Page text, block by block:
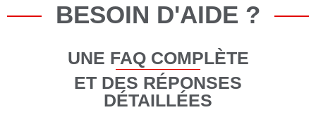
BESOIN D'AIDE ?
UNE FAQ COMPLÈTE
ET DES RÉPONSES
DÉTAILLÉES